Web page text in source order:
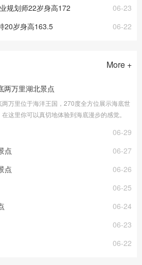
06-23
规划师22岁身高172
06-22
20岁身高163.5
More +
两万里湖北景点
两万里位于海洋王国，270度全方位展示海底世
在这里你可以真切地体验到海底漫步的感觉。
弋，你能看到海洋生灵冲你微笑，
06-29
06-27
点
06-26
点
06-25
06-24
06-23
06-22